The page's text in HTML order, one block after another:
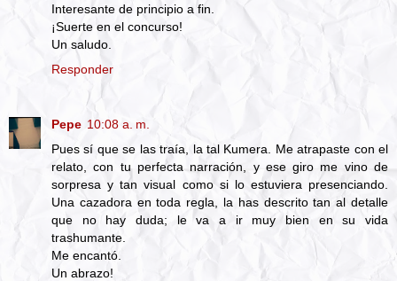
Interesante de principio a fin.
¡Suerte en el concurso!
Un saludo.
Responder
Pepe 10:08 a. m.
Pues sí que se las traía, la tal Kumera. Me atrapaste con el
relato, con tu perfecta narración, y ese giro me vino de
sorpresa y tan visual como si lo estuviera presenciando.
Una cazadora en toda regla, la has descrito tan al detalle
que no hay duda; le va a ir muy bien en su vida
trashumante.
Me encantó.
Un abrazo!